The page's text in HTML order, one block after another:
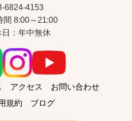
6824-4153
間 8:00～21:00
日：年中無休
アクセス
お問い合わせ
規約
ブログ